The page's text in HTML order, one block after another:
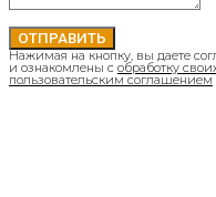
ОТПРАВИТЬ
Нажимая на кнопку, вы даете
и ознакомлены с обработку
пользовательским соглашением